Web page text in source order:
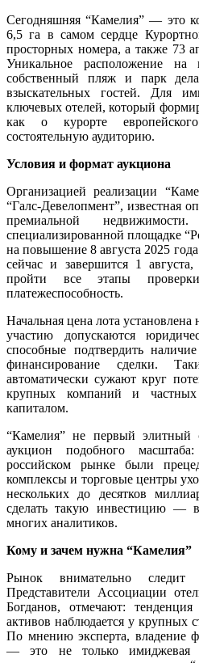
Сегодняшняя “Камелия” — это
6,5 га в самом сердце
просторных номера, а также 73
Уникальное расположение на
собственный пляж и парк
взыскательных гостей. Для
ключевых отелей, который
как о курорте
состоятельную аудиторию.
Условия и формат аукциона
Организацией реализации
“Галс-Девелопмент”, известная
премиальной
специализированной площадке
на повышение 8 августа 2025
сейчас и завершится 1
пройти все этапы
платежеспособность.
Начальная цена лота
участию допускаются
способные подтвердить
финансирование сделки.
автоматически сужают круг
крупных компаний и
капиталом.
“Камелия” не первый элитный
аукцион подобного
российском рынке были
комплексы и торговые центры
нескольких до десятков
сделать такую инвестицию —
многих аналитиков.
Кому и зачем нужна “Камелия”
Рынок внимательно следит
Представители Ассоциации
Богданов, отмечают:
активов наблюдается у крупных
По мнению эксперта, владение
— это не только имиджевая